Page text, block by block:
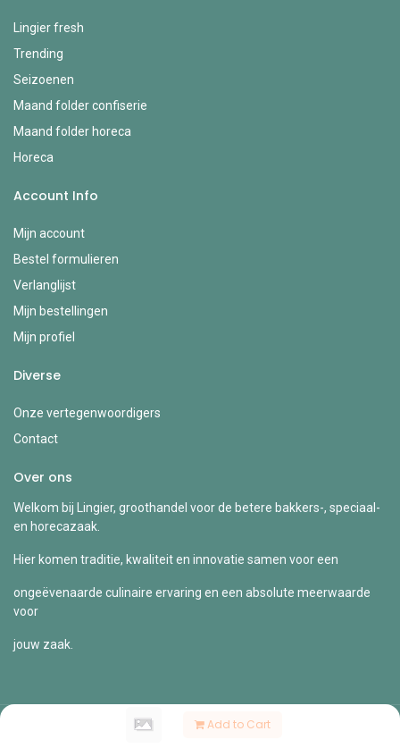
Add to Cart
Lingier fresh
Trending
Seizoenen
Maand folder confiserie
Maand folder horeca
Horeca
Account Info
Mijn account
Bestel formulieren
Verlanglijst
Mijn bestellingen
Mijn profiel
Diverse
Onze vertegenwoordigers
Contact
Over ons
Welkom bij Lingier, groothandel voor de betere bakkers-, speciaal-
en horecazaak.
Hier komen traditie, kwaliteit en innovatie samen voor een
ongeëvenaarde culinaire ervaring en een absolute meerwaarde
voor
jouw zaak.
Copyright © Lingier